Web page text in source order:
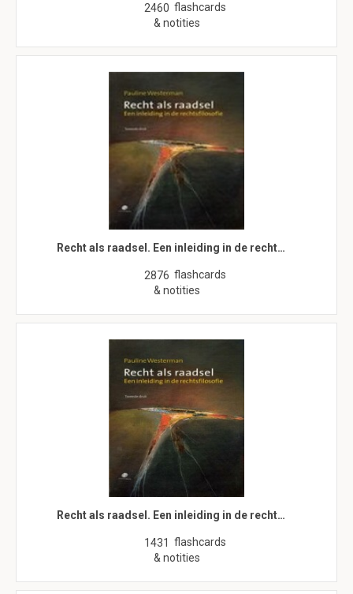
2460 flashcards
& notities
Recht als raadsel. Een inleiding in de recht…
2876 flashcards
& notities
Recht als raadsel. Een inleiding in de recht…
1431 flashcards
& notities